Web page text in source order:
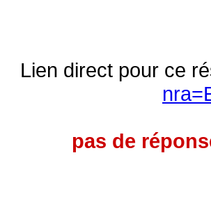
Lien direct pour ce
pas de